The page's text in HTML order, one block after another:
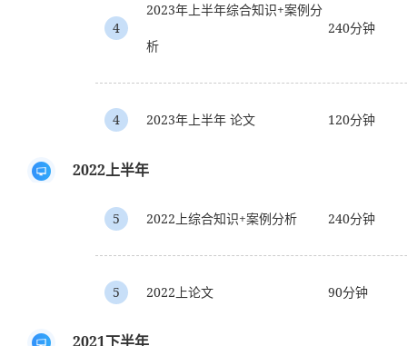
4
2023年上半年综合知识+案例分
析
240分钟
4 2023年上半年 论文 120分钟
2022上半年
5 2022上综合知识+案例分析 240分钟
5 2022上论文 90分钟
2021下半年